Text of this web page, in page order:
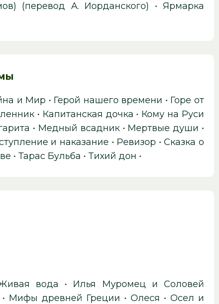
(перевод А. Иорданского) •Ярмарка
и Мир • Герой нашего времени • Горе от
• Капитанская дочка • Кому на Руси
• Медный всадник• Мертвые души •
и наказание • Ревизор •Сказка о
•Тарас Бульба •Тихий дон •
вода • Илья Муромец и Соловей
• Мифы древней Греции •Олеся •Осел и